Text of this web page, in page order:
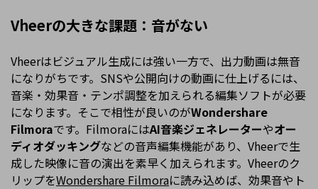
Vheerの大きな課題：音がない
Vheerはビジュアル生成には強い一方で、出力動画は無音
になりがちです。SNSや公開向けの動画に仕上げるには、
音楽・効果音・テンポ調整を加えられる編集ソフトが必要
になります。そこで相性が良いのがWondershare
Filmoraです。FilmoraにはAI音楽ジェネレーターやオー
ディオダッキングなどの音声編集機能があり、Vheerで生
成した映像に音の演出を素早く加えられます。Vheerのク
リップをWondershare Filmoraに読み込めば、効果音やト